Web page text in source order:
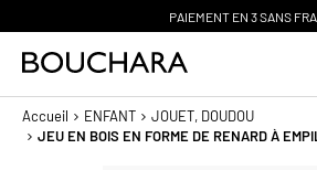
Accueil ENFANT
JOUET, DOUDOU
JEU EN BOIS EN FORME DE RENARD À